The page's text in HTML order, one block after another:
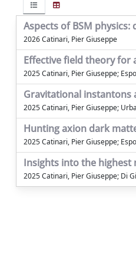
Aspects of BSM
2026 Catinari, Pier Giuseppe
Effective field theory for
2025 Catinari, Pier Giuseppe;
Gravitational instantons
2025 Catinari, Pier Giuseppe;
Hunting axion dark
2025 Catinari, Pier Giuseppe;
Insights into the highest
2025 Catinari, Pier Giuseppe; Di